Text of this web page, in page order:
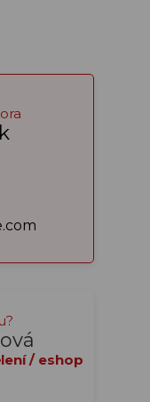
/ eshop